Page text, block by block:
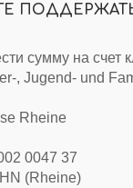
сумму на счет
, Jugend- und
Rheine
0047 37
(Rheine)